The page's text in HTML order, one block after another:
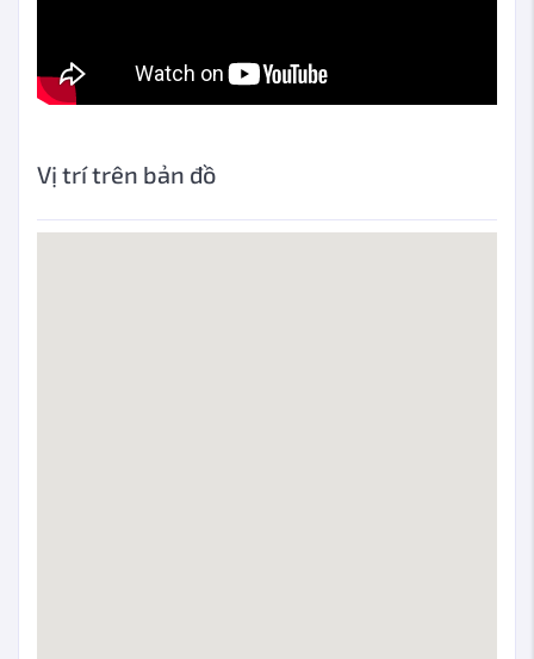
Vị trí trên bản đồ